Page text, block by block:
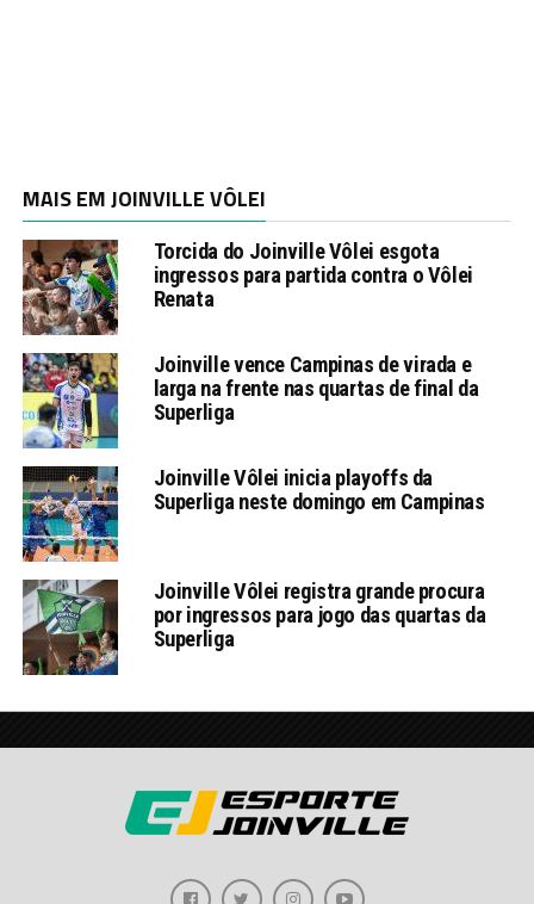
MAIS EM JOINVILLE VÔLEI
Torcida do Joinville Vôlei esgota
ingressos para partida contra o Vôlei
Renata
Joinville vence Campinas de virada e
larga na frente nas quartas de final da
Superliga
Joinville Vôlei inicia playoffs da
Superliga neste domingo em Campinas
Joinville Vôlei registra grande procura
por ingressos para jogo das quartas da
Superliga